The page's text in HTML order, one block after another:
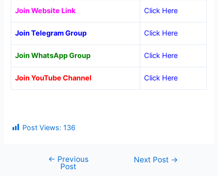
Join Website Link Click Here
Join Telegram Group Click Here
Join WhatsApp Group Click Here
Join YouTube Channel Click Here
Post Views: 136
navigation
← Previous
Post
Next Post →